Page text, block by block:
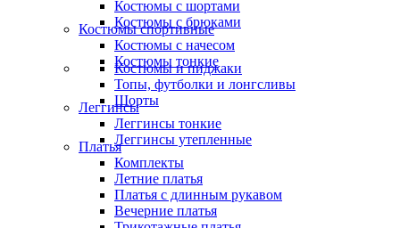
Костюмы с шортами
Костюмы с брюками
Костюмы спортивные
Костюмы с начесом
Костюмы тонкие
Костюмы и пиджаки
Топы, футболки и лонгсливы
Шорты
Леггинсы
Леггинсы тонкие
Леггинсы утепленные
Платья
Комплекты
Летние платья
Платья с длинным рукавом
Вечерние платья